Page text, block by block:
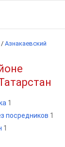
/ Азнакаевский
1
посредников 1
1